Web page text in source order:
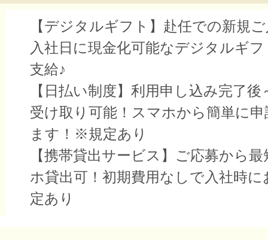
【デジタルギフト】赴任での新規
入社日に現金化可能なデジタルギ
支給♪
【日払い制度】利用申し込み完了後
受け取り可能！スマホから簡単に
ます！※規定あり
【携帯貸出サービス】ご応募から
ホ貸出可！初期費用なしで入社時
定あり